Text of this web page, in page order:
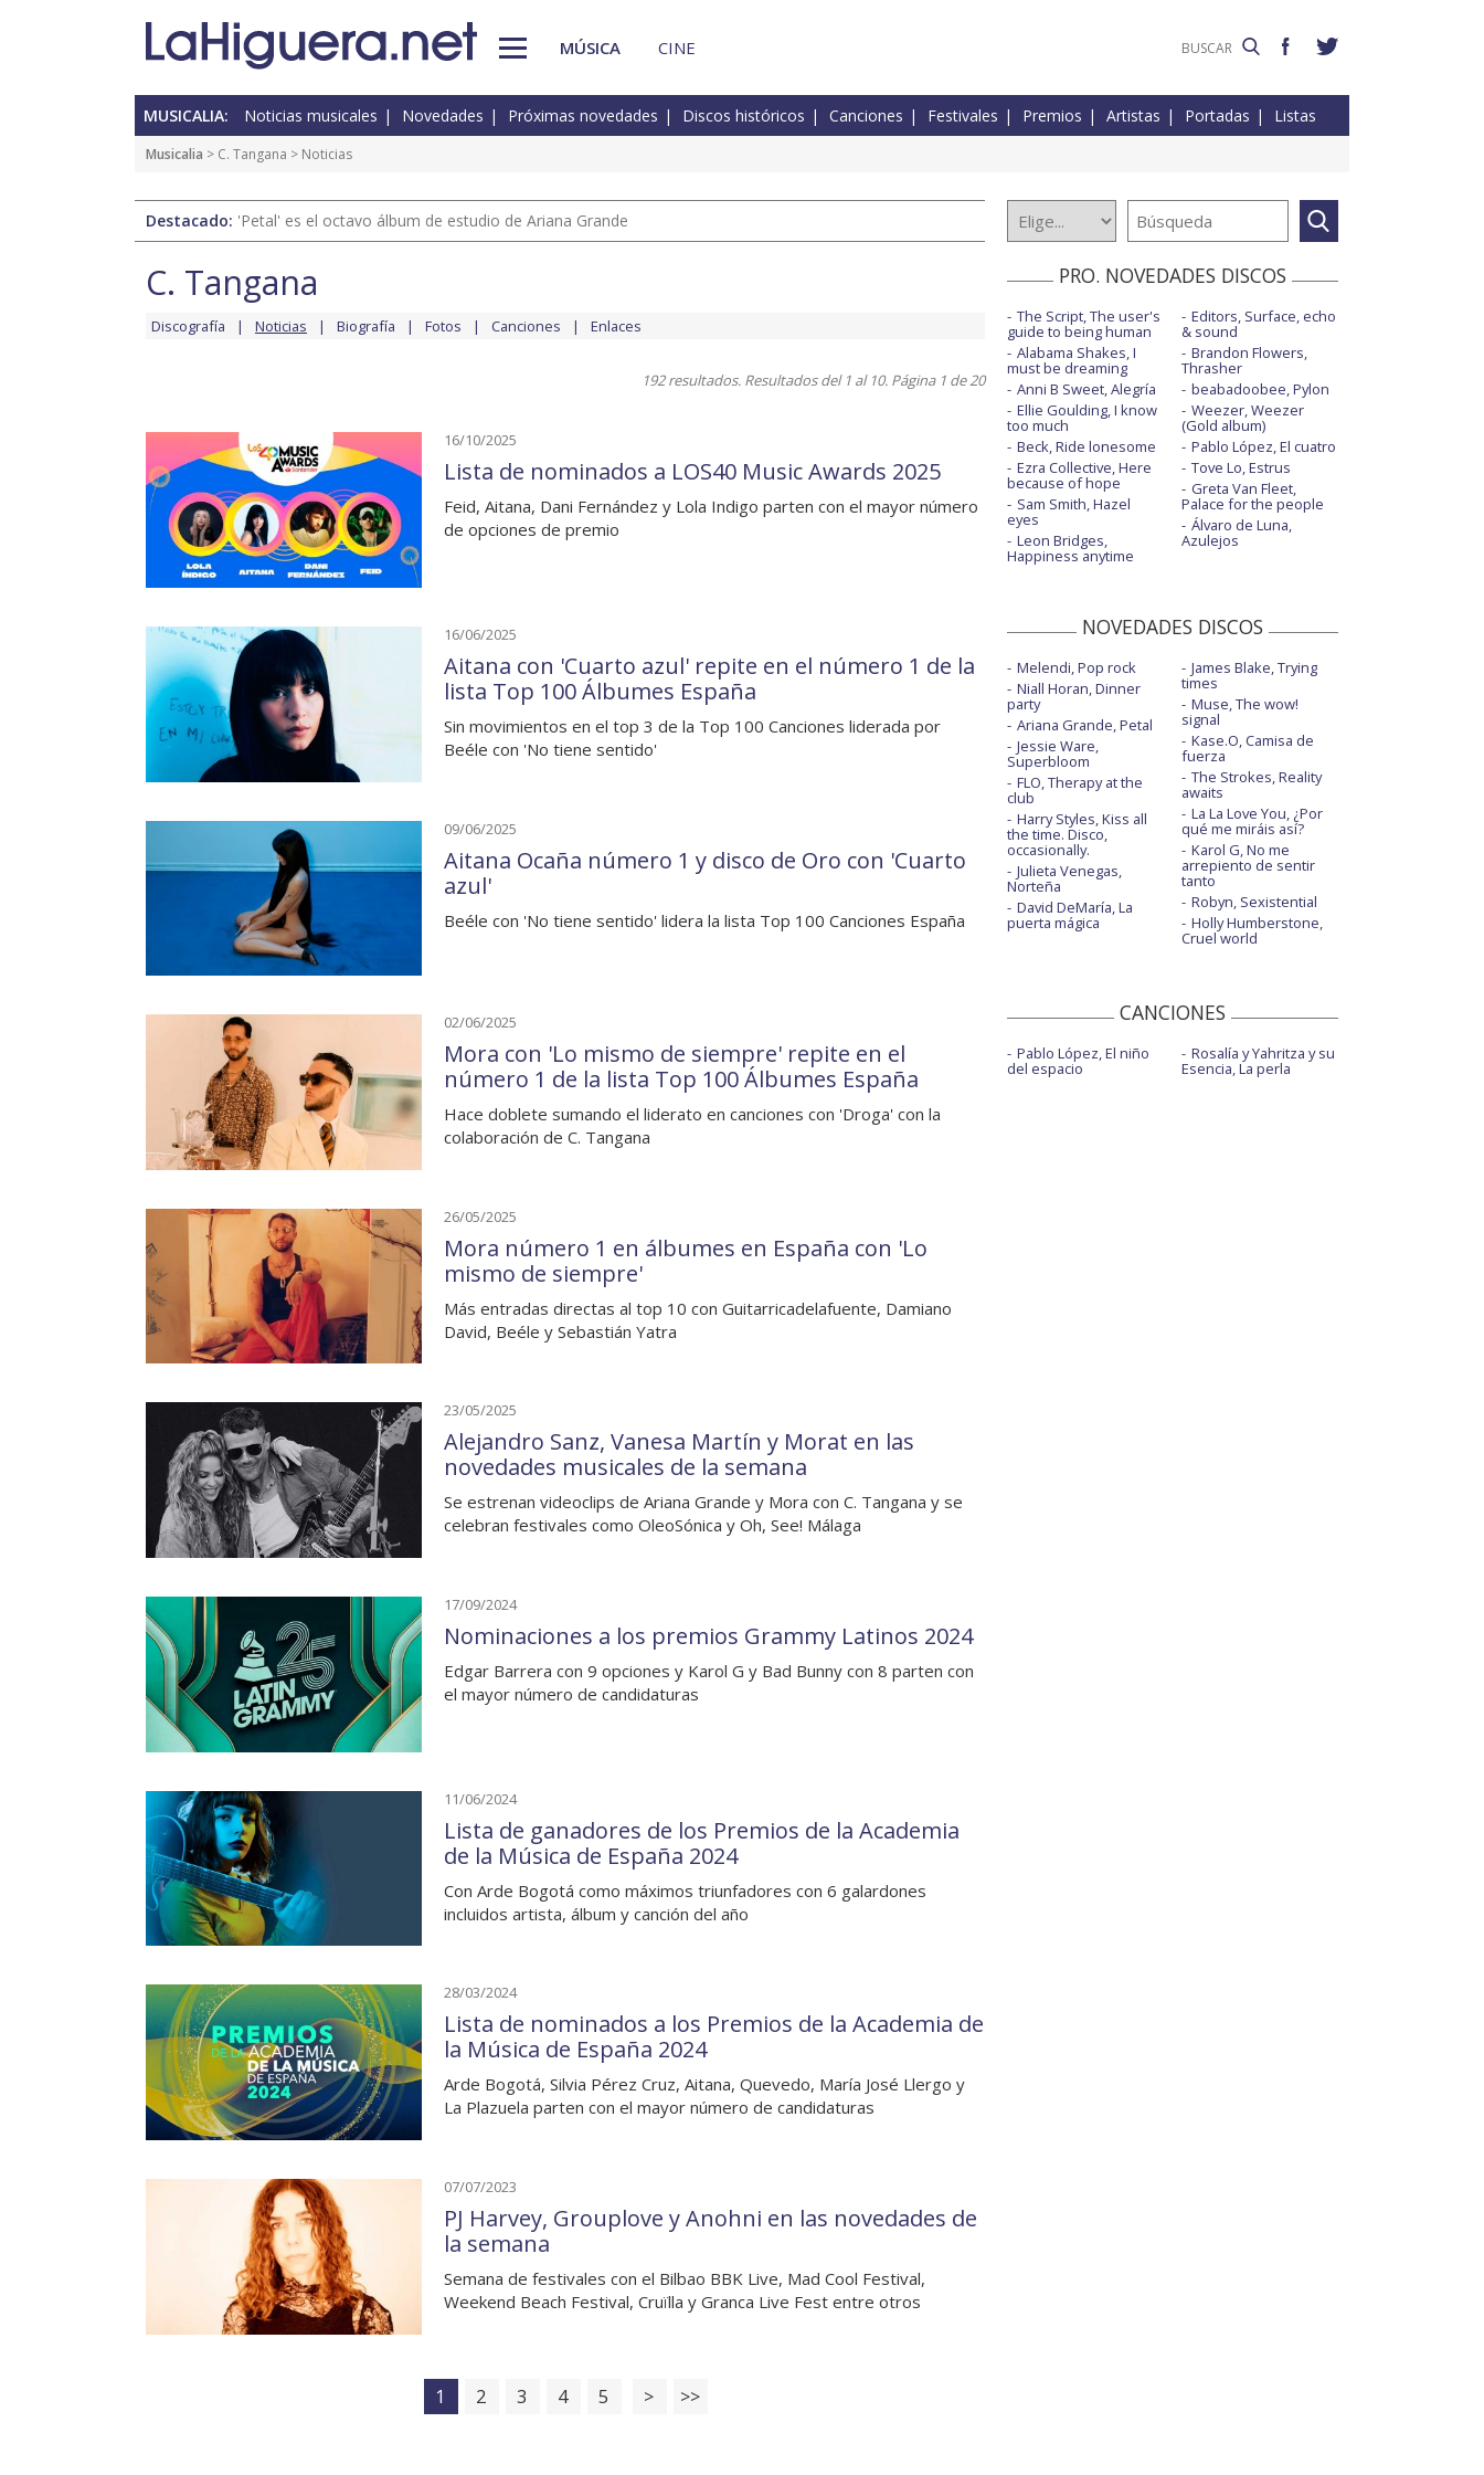
MÚSICA CINE
MUSICALIA: Noticias musicales Novedades Próximas novedades Discos históricos Canciones Festivales Premios Artistas Portadas Listas
Musicalia > C. Tangana > Noticias
Destacado: 'Petal' es el octavo álbum de estudio de Ariana Grande
C. Tangana
Discografía Noticias Biografía Fotos Canciones Enlaces
192 resultados. Resultados del 1 al 10. Página 1 de 20
16/10/2025
Lista de nominados a LOS40 Music Awards 2025
Feid, Aitana, Dani Fernández y Lola Indigo parten con el mayor número
de opciones de premio
16/06/2025
Aitana con 'Cuarto azul' repite en el número 1 de la
lista Top 100 Álbumes España
Sin movimientos en el top 3 de la Top 100 Canciones liderada por
Beéle con 'No tiene sentido'
09/06/2025
Aitana Ocaña número 1 y disco de Oro con 'Cuarto
azul'
Beéle con 'No tiene sentido' lidera la lista Top 100 Canciones España
02/06/2025
Mora con 'Lo mismo de siempre' repite en el
número 1 de la lista Top 100 Álbumes España
Hace doblete sumando el liderato en canciones con 'Droga' con la
colaboración de C. Tangana
26/05/2025
Mora número 1 en álbumes en España con 'Lo
mismo de siempre'
Más entradas directas al top 10 con Guitarricadelafuente, Damiano
David, Beéle y Sebastián Yatra
23/05/2025
Alejandro Sanz, Vanesa Martín y Morat en las
novedades musicales de la semana
Se estrenan videoclips de Ariana Grande y Mora con C. Tangana y se
celebran festivales como OleoSónica y Oh, See! Málaga
17/09/2024
Nominaciones a los premios Grammy Latinos 2024
Edgar Barrera con 9 opciones y Karol G y Bad Bunny con 8 parten con
el mayor número de candidaturas
11/06/2024
Lista de ganadores de los Premios de la Academia
de la Música de España 2024
Con Arde Bogotá como máximos triunfadores con 6 galardones
incluidos artista, álbum y canción del año
28/03/2024
Lista de nominados a los Premios de la Academia de
la Música de España 2024
Arde Bogotá, Silvia Pérez Cruz, Aitana, Quevedo, María José Llergo y
La Plazuela parten con el mayor número de candidaturas
07/07/2023
PJ Harvey, Grouplove y Anohni en las novedades de
la semana
Semana de festivales con el Bilbao BBK Live, Mad Cool Festival,
Weekend Beach Festival, Cruïlla y Granca Live Fest entre otros
1 2 3 4 5 > >>
PRO. NOVEDADES DISCOS
The Script, The user's
guide to being human
Alabama Shakes, I
must be dreaming
Anni B Sweet, Alegría
Ellie Goulding, I know
too much
Beck, Ride lonesome
Ezra Collective, Here
because of hope
Sam Smith, Hazel
eyes
Leon Bridges,
Happiness anytime
Editors, Surface, echo
& sound
Brandon Flowers,
Thrasher
beabadoobee, Pylon
Weezer, Weezer
(Gold album)
Pablo López, El cuatro
Tove Lo, Estrus
Greta Van Fleet,
Palace for the people
Álvaro de Luna,
Azulejos
NOVEDADES DISCOS
Melendi, Pop rock
Niall Horan, Dinner
party
Ariana Grande, Petal
Jessie Ware,
Superbloom
FLO, Therapy at the
club
Harry Styles, Kiss all
the time. Disco,
occasionally.
Julieta Venegas,
Norteña
David DeMaría, La
puerta mágica
James Blake, Trying
times
Muse, The wow!
signal
Kase.O, Camisa de
fuerza
The Strokes, Reality
awaits
La La Love You, ¿Por
qué me miráis así?
Karol G, No me
arrepiento de sentir
tanto
Robyn, Sexistential
Holly Humberstone,
Cruel world
CANCIONES
Pablo López, El niño
del espacio
Rosalía y Yahritza y su
Esencia, La perla